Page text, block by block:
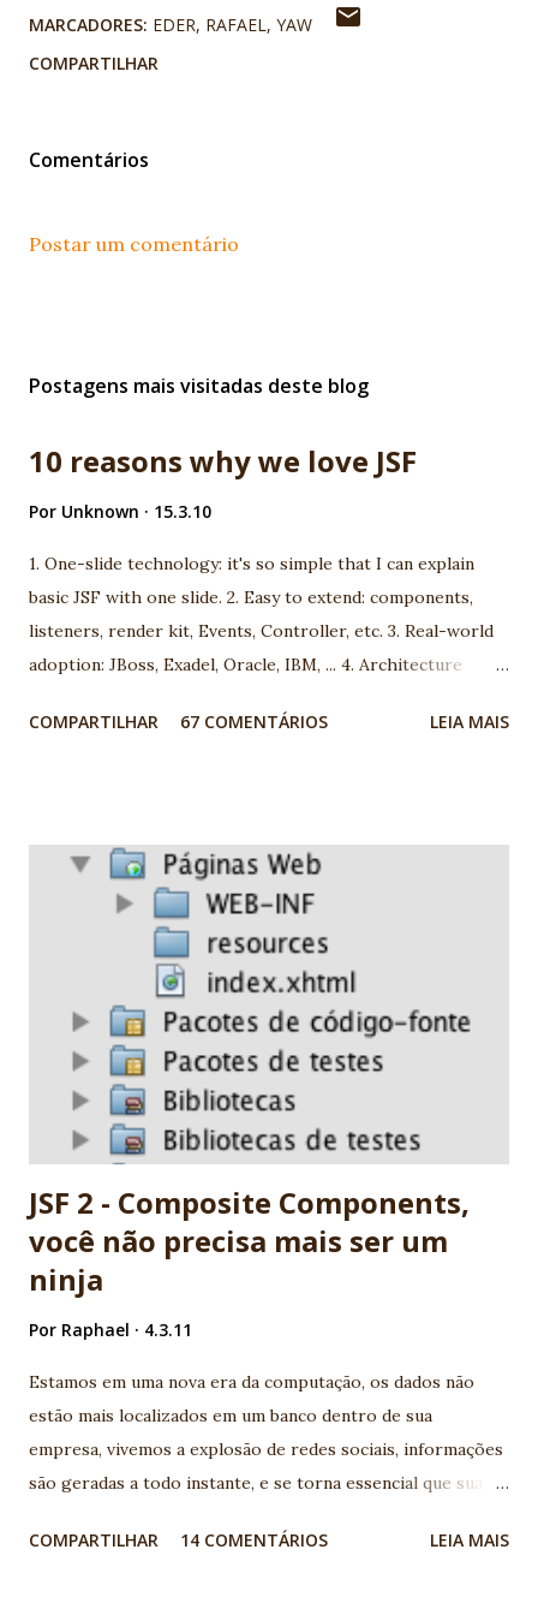
MARCADORES: EDER RAFAEL
YAW
COMPARTILHAR
Comentários
Postar um comentário
Postagens mais visitadas deste blog
10 reasons why we love JSF
Por Unknown 15.3.10
1. One-slide technology: it's so simple that I can explain
basic JSF with one slide. 2. Easy to extend: components,
listeners, render kit, Events, Controller, etc. 3. Real-world
adoption: JBoss, Exadel, Oracle, IBM, ... 4. Architecture
architecture. 5. Open-mind community: using JSF you are
2.0. People are working really hard! 8. Many professionals
now available 9. It's a standard. It's JCP. Before complain,
report and help! 10. Ed Burns, spec leader, is an old
Globalcode community friend! EXTRA: My wife is specialist
in JSF. She's my F1 for JSF :) Nice job JSF community! -
Vinicius Senger
COMPARTILHAR 67 COMENTÁRIOS LEIA MAIS
JSF 2 - Composite Components,
você não precisa mais ser um
ninja
Por Raphael 4.3.11
Estamos em uma nova era da computação, os dados não
estão mais localizados em um banco dentro de sua
empresa, vivemos a explosão de redes sociais, informações
são geradas a todo instante, e se torna essencial que sua
consumam suas APIs geralmente disponíveis por serviços
COMPARTILHAR 14 COMENTÁRIOS LEIA MAIS